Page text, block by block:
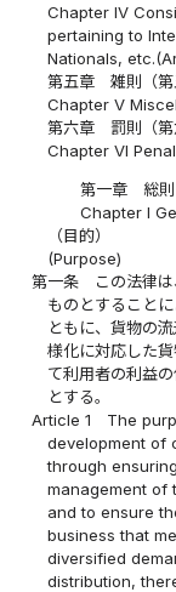
Chapter IV
pertaining to
Nationals,
第五章 雑則（第
Chapter V
第六章 罰則（第
Chapter VI
第一章 総則
Chapter I
（目的）
(Purpose)
第一条
この法律
ものとすること
ともに、貨物の
様化に対応した
て利用者の利益
とする。
Article 1
The
development of
through
management of
and to ensure
business that
diversified
distribution,